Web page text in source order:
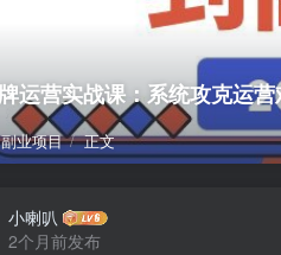
运营实战课：系统攻克运
副业项目 正文
小喇叭
2个月前发布